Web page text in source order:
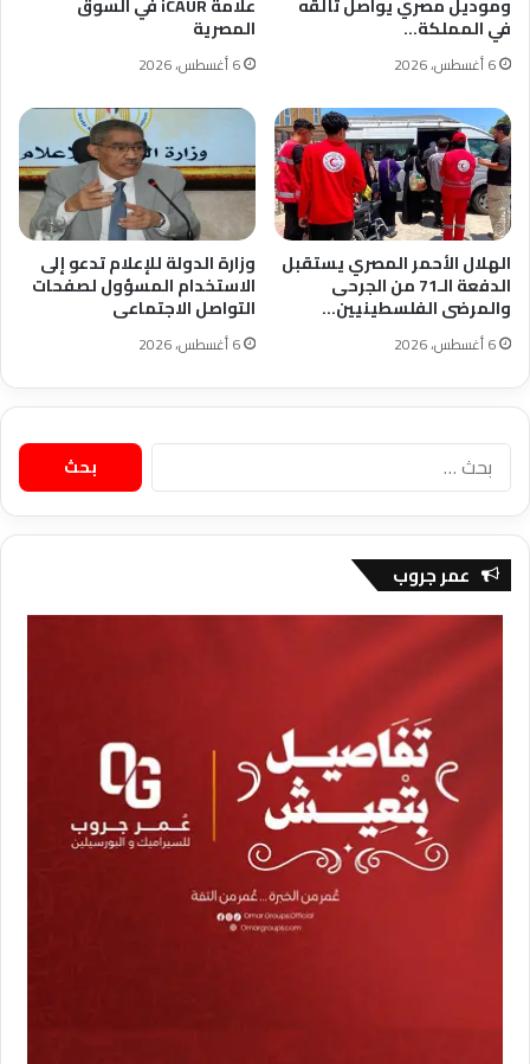
في المملكة…
6 أغسطس، 2026
المصرية
6 أغسطس، 2026
الهلال الأحمر المصري يستقبل
الدفعة الـ71 من الجرحى
والمرضى الفلسطينيين…
6 أغسطس، 2026
وزارة الدولة للإعلام تدعو إلى
الاستخدام المسؤول لصفحات
التواصل الاجتماعى
6 أغسطس، 2026
البحث
عن:
عمر جروب